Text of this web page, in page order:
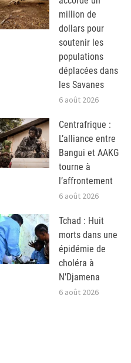
million de
dollars pour
soutenir les
populations
déplacées dans
les Savanes
6 août 2026
Centrafrique :
L’alliance entre
Bangui et AAKG
tourne à
l’affrontement
6 août 2026
Tchad : Huit
morts dans une
épidémie de
choléra à
N’Djamena
6 août 2026